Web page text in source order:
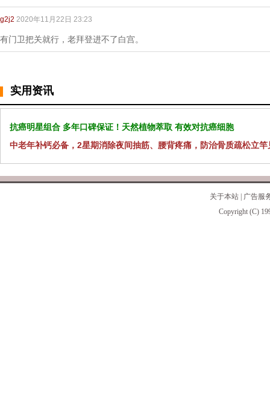
g2j2 2020年11月22日 23:23
有门卫把关就行，老拜登进不了白宫。
实用资讯
抗癌明星组合 多年口碑保证！天然植物萃取 有效对抗癌细胞
中老年补钙必备，2星期消除夜间抽筋、腰背疼痛，防治骨质疏松立竿
关于本站
广告服
Copyright (C)